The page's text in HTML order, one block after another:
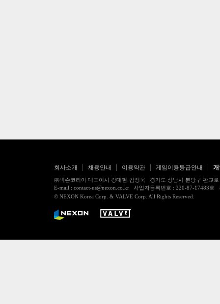
회사소개 채용안내 이용약관 게임이용등급안내
㈜넥슨코리아 대표이사 강대현·김정욱 경기도 성남시 분당구 판교
E-mail : contact-us@nexon.co.kr 사업자등록번호 : 220-87-17483
© NEXON Korea Corp. & VALVE Corp. All Rights Reserved.